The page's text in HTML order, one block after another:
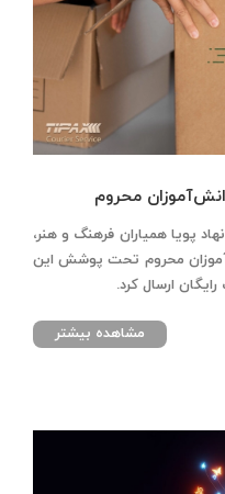
محروم
پویا همیاران فرهنگ و هنر،
محروم تحت پوشش این
ارسال کرد.
مشاهده بیشتر